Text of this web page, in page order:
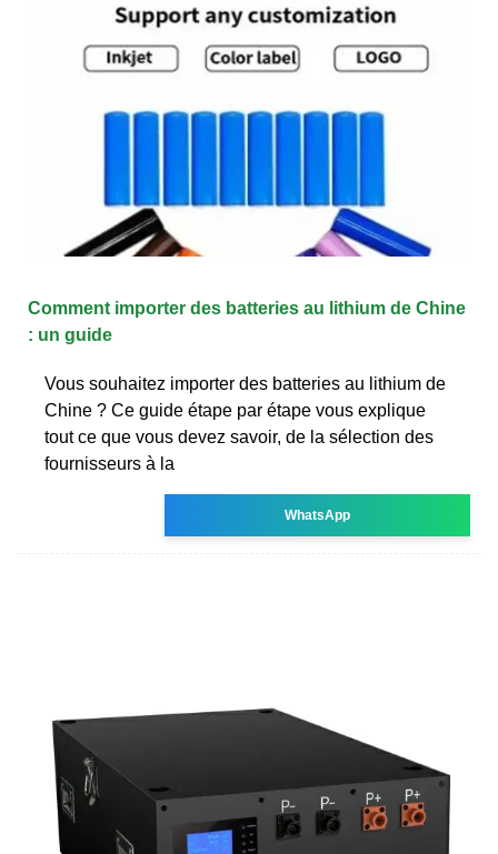
Comment importer des batteries au lithium de Chine
: un guide
Vous souhaitez importer des batteries au lithium de
Chine ? Ce guide étape par étape vous explique
tout ce que vous devez savoir, de la sélection des
fournisseurs à la
WhatsApp